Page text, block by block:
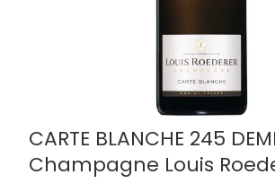
CARTE BLANCHE 245
Champagne Louis